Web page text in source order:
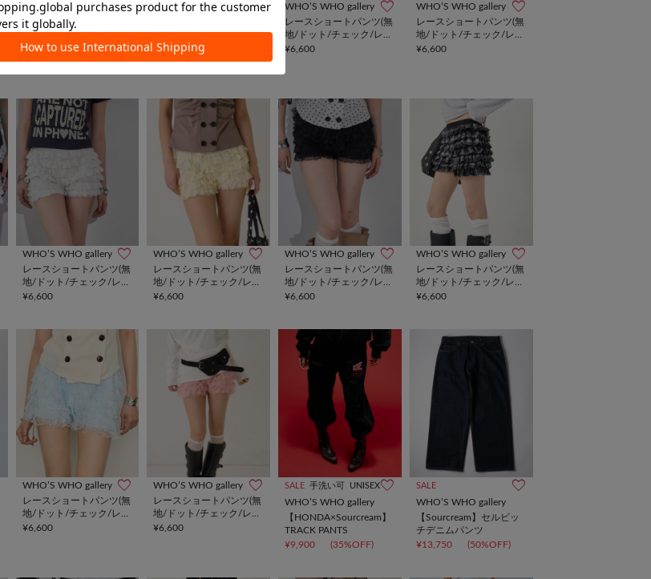
再入荷 一部予約 手洗い可
WHO’S WHO gallery
ム
再入荷 一部予約 手洗い可
ム
WHO’S WHO gallery
レースショートパンツ(無
地/ドット/チェック/レオ
パード)
¥6,600
WHO’S WHO gallery
レースショートパンツ(無
地/ドット/チェック/レオ
パード)
¥6,600
WHO’S WHO gallery
レースショートパンツ(無
地/ドット/チェック/レオ
パード)
¥6,600
WHO’S WHO gallery
レースショートパンツ(無
地/ドット/チェック/レオ
パード)
¥6,600
WHO’S WHO gallery
レースショートパンツ(無
地/ドット/チェック/レオ
パード)
¥6,600
WHO’S WHO gallery
レースショートパンツ(無
地/ドット/チェック/レオ
パード)
¥6,600
WHO’S WHO gallery
レースショートパンツ(無
地/ドット/チェック/レオ
パード)
¥6,600
WHO’S WHO gallery
レースショートパンツ(無
地/ドット/チェック/レオ
パード)
¥6,600
SALE 手洗い可 UNISEX
WHO’S WHO gallery
【HONDA×Sourcream】
TRACK PANTS
¥9,900
(35%OFF)
SALE
WHO’S WHO gallery
【Sourcream】セルビッ
チデニムパンツ
¥13,750
(50%OFF)